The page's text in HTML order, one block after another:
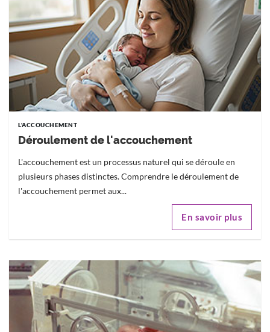
L'ACCOUCHEMENT
Déroulement de l'accouchement
L'accouchement est un processus naturel qui se déroule en
plusieurs phases distinctes. Comprendre le déroulement de
l'accouchement permet aux...
En savoir plus